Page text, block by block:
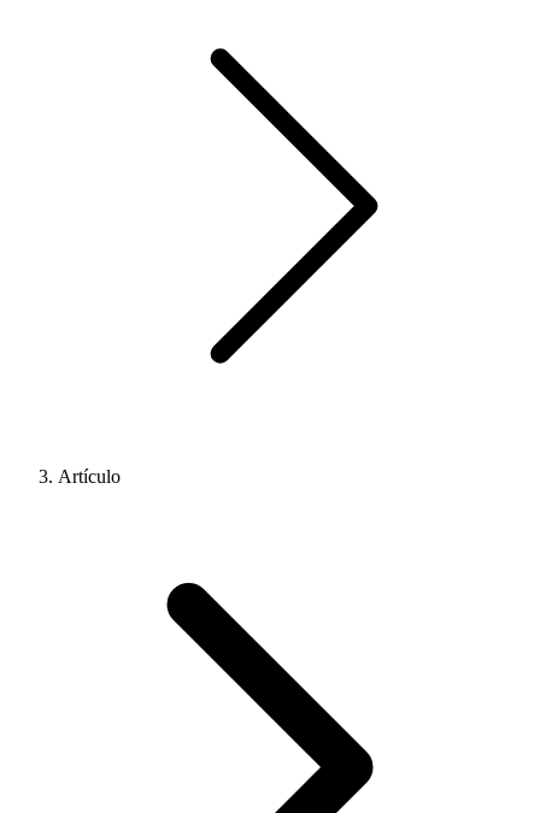
Artículo